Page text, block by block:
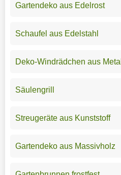
Gartendeko aus Edelrost
Schaufel aus Edelstahl
Deko-Windrädchen aus Metall
Säulengrill
Streugeräte aus Kunststoff
Gartendeko aus Massivholz